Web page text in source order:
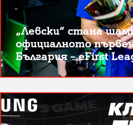
„Левски“ стана
официалното
България – eFirst